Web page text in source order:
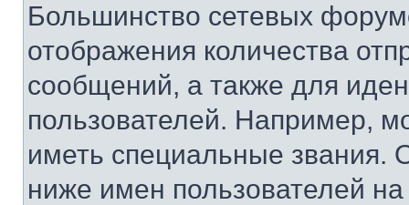
Большинство сетевых
отображения количества
сообщений, а также для
пользователей. Например,
иметь специальные звания.
ниже имен пользователей